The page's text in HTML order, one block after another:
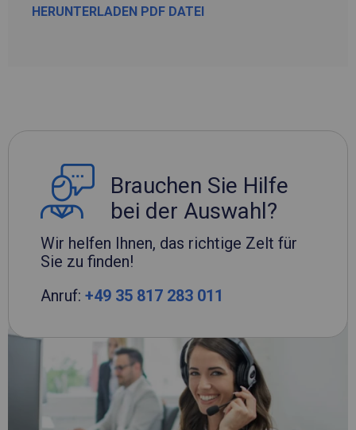
HERUNTERLADEN PDF DATEI
Brauchen Sie Hilfe
bei der Auswahl?
Wir helfen Ihnen, das richtige Zelt für
Sie zu finden!
Anruf: +49 35 817 283 011